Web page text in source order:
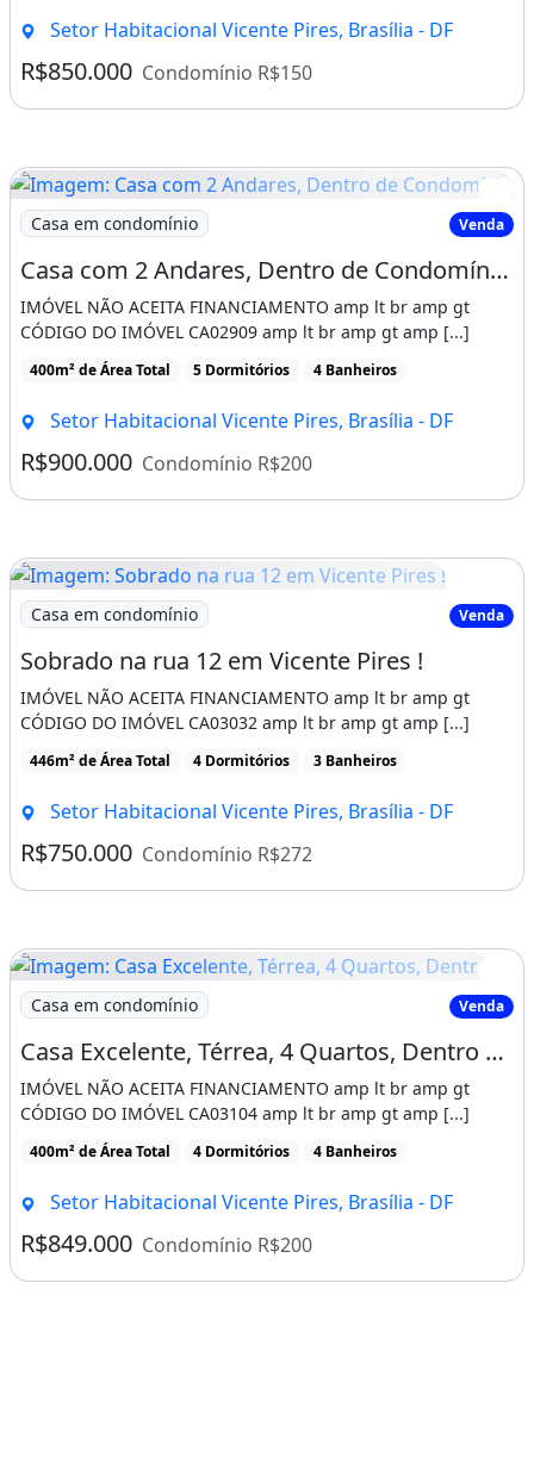
FINANCIAMENTO BANCÁRIO (Caixa, Itaú,
Santander, Bradesco, Inter, BRB e Banco do
Brasil) , AUXILIAMOS PROCESSO DE OUTROS
MELHOR LHE ATENDER
Fale conosco: 3542-1877 -
Varanda
Setor Habitacional Vicente Pires, Brasília - DF
R$850.000 Condomínio R$150
Imagem: Casa com 2 Andares, Dentro de Condomínio
Casa em condomínio Venda
Casa com 2 Andares, Dentro de Condomínio, 5 Quartos, Lote de 400m², Boa Localização
IMÓVEL NÃO ACEITA FINANCIAMENTO amp lt br amp gt
CÓDIGO DO IMÓVEL CA02909 amp lt br amp gt amp [...]
400m² de Área Total 5 Dormitórios 4 Banheiros
Setor Habitacional Vicente Pires, Brasília - DF
R$900.000 Condomínio R$200
Imagem: Sobrado na rua 12 em Vicente Pires !
Casa em condomínio Venda
Sobrado na rua 12 em Vicente Pires !
IMÓVEL NÃO ACEITA FINANCIAMENTO amp lt br amp gt
CÓDIGO DO IMÓVEL CA03032 amp lt br amp gt amp [...]
446m² de Área Total 4 Dormitórios 3 Banheiros
Setor Habitacional Vicente Pires, Brasília - DF
R$750.000 Condomínio R$272
Imagem: Casa Excelente, Térrea, 4 Quartos, Dentro
Casa em condomínio Venda
Casa Excelente, Térrea, 4 Quartos, Dentro de Condomínio, Lote de 400m² na Rua 03 em
IMÓVEL NÃO ACEITA FINANCIAMENTO amp lt br amp gt
CÓDIGO DO IMÓVEL CA03104 amp lt br amp gt amp [...]
400m² de Área Total 4 Dormitórios 4 Banheiros
Setor Habitacional Vicente Pires, Brasília - DF
R$849.000 Condomínio R$200